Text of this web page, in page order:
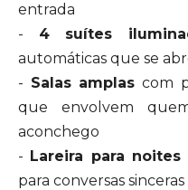
entrada
- 4 suítes
automáticas que se
- Salas amplas com
que envolvem
aconchego
- Lareira para noites
para conversas sinceras